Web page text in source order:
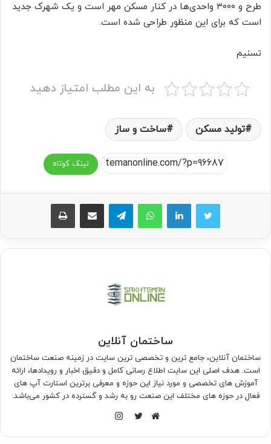
طرح و ۳۰۰۰ واحدی‌ها در کنار مسکن مهر است و یک شهرک جدید
است که برای این منظور طراحی شده است.
تسنیم
به این مطلب امتیاز دهید
تولید مسکن ساخت و ساز
لینک کوتاه
واتس آپ تلگرام اشتراک گذاری از طریق ایمیل چاپ
ساختمان آنلاین
ساختمان آنلاین، جامع ترین و تخصصی ترین سایت در زمینه صنعت ساختمان
است. هدف اصلی این سایت اطلاع رسانی کامل و دقیق اخبار و رویدادها، ارائه
آموزش های تخصصی و مورد نیاز این حوزه و معرفی برترین استارت آپ های
فعال در حوزه های مختلف این صنعت رو به رشد و گسترده در کشور می‌باشد.